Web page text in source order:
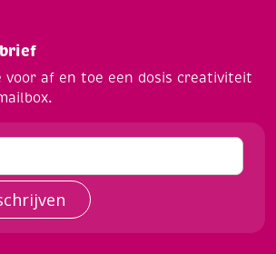
voor af en toe een dosis creativiteit